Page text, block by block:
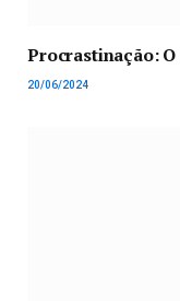
Procrastinação:
20/06/2024